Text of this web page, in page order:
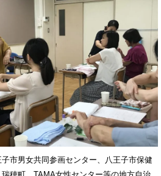
市男女共同参画センター、八王子市保健
穂町、TAMA女性センター等の地方自治